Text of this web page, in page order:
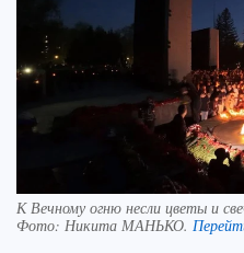
К Вечному огню несли цветы и
Фото: Никита МАНЬКО.